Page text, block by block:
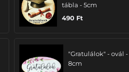
tábla - 5cm
490 Ft
"Gratulálok" - ovál -
8cm